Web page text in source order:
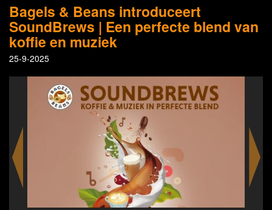
Bagels & Beans introduceert
SoundBrews | Een perfecte blend van
koffie en muziek
25-9-2025